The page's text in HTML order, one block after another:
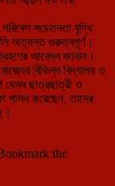
সচেতনতা বৃদ্ধি
অত্যন্ত গুরুত্বপূর্ণ।
আবেদন জানান।
বিভিন্ন বিদ্যালয় ও
যেসব ছাত্রছাত্রী ও
পালন করেছেন, তাদের
the